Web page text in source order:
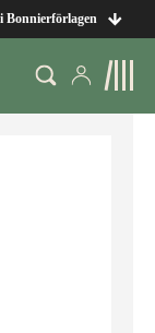
Bonnierförlagen